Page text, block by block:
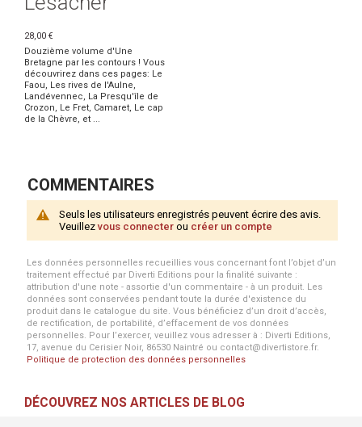
28,00 €
Douzième volume d'Une
Bretagne par les contours ! Vous
découvrirez dans ces pages: Le
Faou, Les rives de l'Aulne,
Landévennec, La Presqu'île de
Crozon, Le Fret, Camaret, Le cap
de la Chèvre, et ...
COMMENTAIRES
Seuls les utilisateurs enregistrés peuvent écrire des avis.
Veuillezvous connecter ou créer un compte
Les données personnelles recueillies vous concernant font l’objet d’un
traitement effectué par Diverti Editions pour la finalité suivante :
attribution d'une note - assortie d'un commentaire - à un produit. Les
données sont conservées pendant toute la durée d'existence du
produit dans le catalogue du site. Vous bénéficiez d’un droit d’accès,
de rectification, de portabilité, d’effacement de vos données
personnelles. Pour l’exercer, veuillez vous adresser à : Diverti Editions,
17, avenue du Cerisier Noir, 86530 Naintré ou contact@divertistore.fr.
Politique de protection des données personnelles
DÉCOUVREZ NOS ARTICLES DE BLOG